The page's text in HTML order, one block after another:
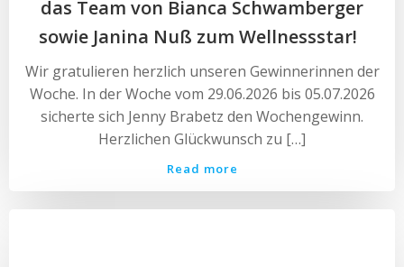
das Team von Bianca Schwamberger
sowie Janina Nuß zum Wellnessstar!
Wir gratulieren herzlich unseren Gewinnerinnen der
Woche. In der Woche vom 29.06.2026 bis 05.07.2026
sicherte sich Jenny Brabetz den Wochengewinn.
Herzlichen Glückwunsch zu […]
Read more